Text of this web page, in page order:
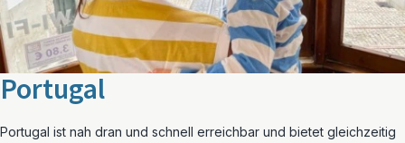
Portugal
Portugal ist nah dran und schnell erreichbar und bietet gleichzeitig